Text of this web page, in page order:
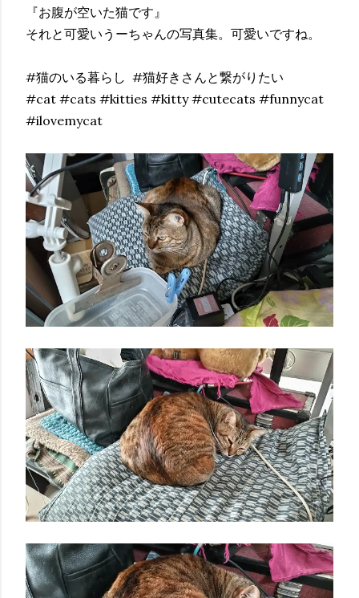
『お腹が空いた猫です』
それと可愛いうーちゃんの写真集。可愛いですね。
#猫のいる暮らし #猫好きさんと繋がりたい
#cat #cats #kitties #kitty #cutecats #funnycat
#ilovemycat